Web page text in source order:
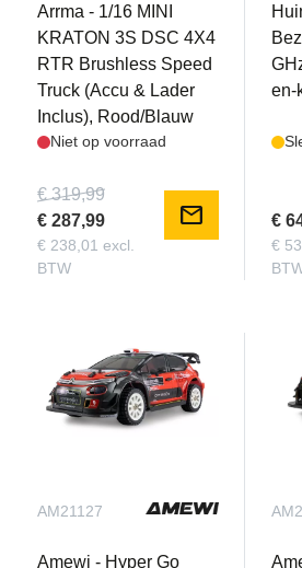
Arrma - 1/16 MINI
KRATON 3S DSC 4X4
RTR Brushless Speed
Truck (Accu & Lader
Inclus), Rood/Blauw
Niet op voorraad
€ 319,99
€ 287,99
€ 238,01 excl.
BTW
mail
en-
€
€
AM21127
Amewi - Hyper Go